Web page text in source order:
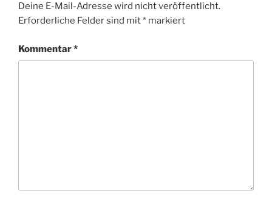
Deine E-Mail-Adresse wird nicht veröffentlicht.
Erforderliche Felder sind mit* markiert
Kommentar*